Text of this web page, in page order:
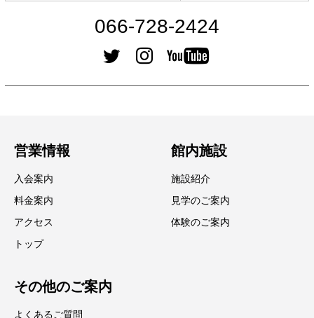
066-728-2424
営業情報
入会案内
料金案内
アクセス
トップ
館内施設
施設紹介
見学のご案内
体験のご案内
その他のご案内
よくあるご質問